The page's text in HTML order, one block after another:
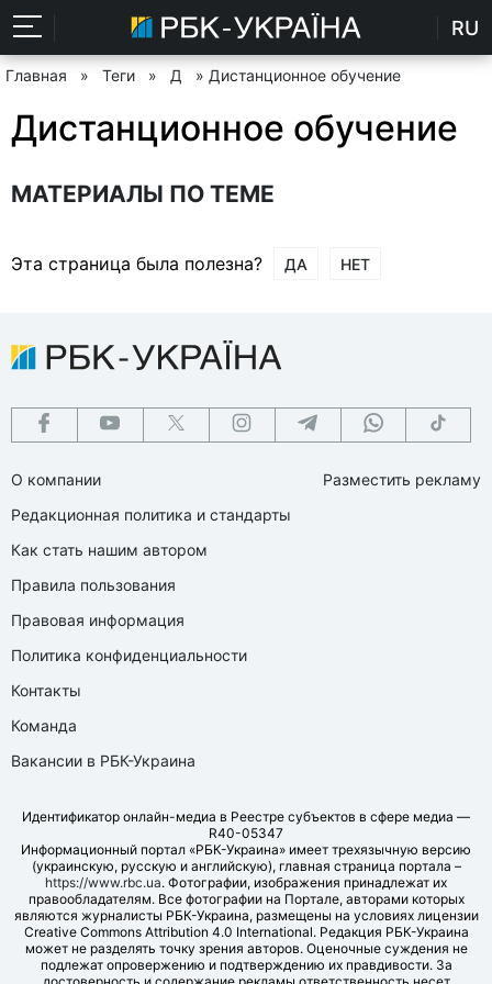
RU
Главная » Теги » Д » Дистанционное обучение
Дистанционное обучение
МАТЕРИАЛЫ ПО ТЕМЕ
Эта страница была полезна? ДА НЕТ
О компании
Редакционная политика и стандарты
Как стать нашим автором
Правила пользования
Правовая информация
Политика конфиденциальности
Контакты
Команда
Вакансии в РБК-Украина
Разместить рекламу
Идентификатор онлайн-медиа в Реестре субъектов в сфере медиа —
R40-05347
Информационный портал «РБК-Украина» имеет трехязычную версию
(украинскую, русскую и английскую), главная страница портала –
https://www.rbc.ua. Фотографии, изображения принадлежат их
правообладателям. Все фотографии на Портале, авторами которых
являются журналисты РБК-Украина, размещены на условиях лицензии
Creative Commons Attribution 4.0 International. Редакция РБК-Украина
может не разделять точку зрения авторов. Оценочные суждения не
подлежат опровержению и подтверждению их правдивости. За